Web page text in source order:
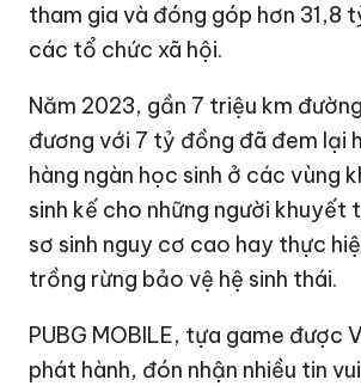
tham gia và đóng góp hơn 31,8
các tổ chức xã hội.
Năm 2023, gần 7 triệu km
đương với 7 tỷ đồng đã đem lại
hàng ngàn học sinh ở các vùng
sinh kế cho những người
sơ sinh nguy cơ cao hay thực
trồng rừng bảo vệ hệ sinh thái.
PUBG MOBILE, tựa game được
phát hành, đón nhận nhiều tin